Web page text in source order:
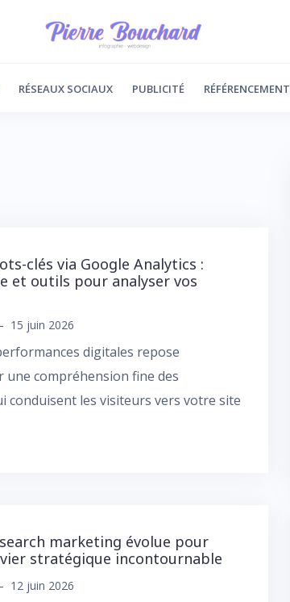
RÉSEAUX SOCIAUX PUBLICITÉ RÉFÉRENCEMENT
clés via Google Analytics :
et outils pour analyser vos
15 juin 2026
digitales repose
compréhension fine des
conduisent les visiteurs vers votre site
marketing évolue pour
stratégique incontournable
12 juin 2026